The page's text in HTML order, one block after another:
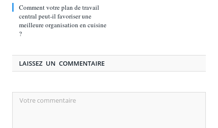
Comment votre plan de travail
central peut-il favoriser une
meilleure organisation en cuisine
?
LAISSEZ UN COMMENTAIRE